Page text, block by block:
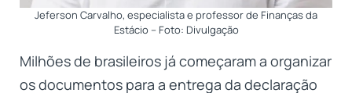
Jeferson Carvalho, especialista e professor de Finanças da
Estácio – Foto: Divulgação
Milhões de brasileiros já começaram a organizar
os documentos para a entrega da declaração